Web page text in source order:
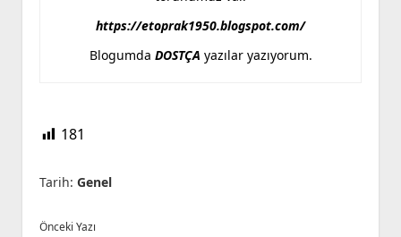
https://etoprak1950.blogspot.com/
Blogumda DOSTÇA yazılar yazıyorum.
181
Tarih: Genel
Önceki Yazı